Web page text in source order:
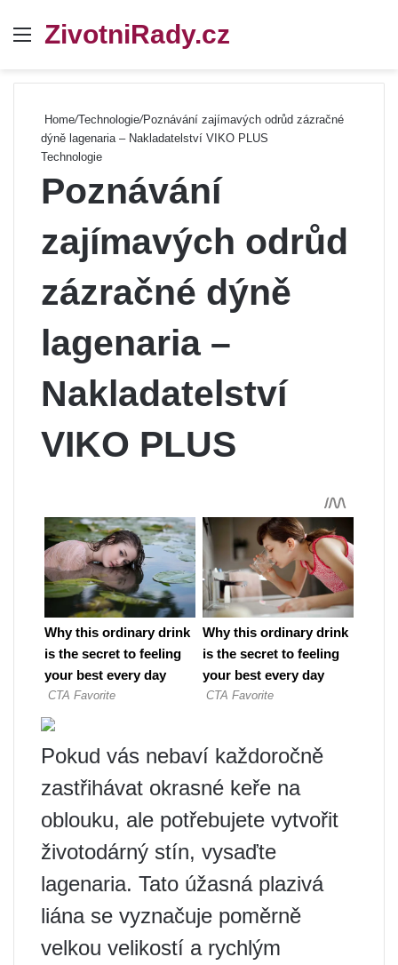
Menu
ZivotniRady.cz
Home/Technologie/Poznávání zajímavých odrůd zázračné
dýně lagenaria – Nakladatelství VIKO PLUS
Technologie
Poznávání
zajímavých odrůd
zázračné dýně
lagenaria –
Nakladatelství
VIKO PLUS
Pokud vás nebaví každoročně
zastřihávat okrasné keře na
oblouku, ale potřebujete vytvořit
životodárný stín, vysaďte
lagenaria. Tato úžasná plazivá
liána se vyznačuje poměrně
velkou velikostí a rychlým